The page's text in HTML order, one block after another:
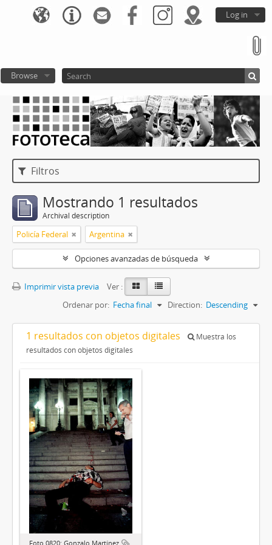
Log in
Browse
Filtros
Mostrando 1 resultados
Archival description
Policía Federal Argentina
Opciones avanzadas de búsqueda
Imprimir vista previa
Ver :
Ordenar por: Fecha final Direction: Descending
1 resultados con objetos digitales
Muestra los
resultados con objetos digitales
Foto 0820: Gonzalo Martínez